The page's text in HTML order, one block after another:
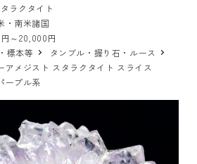
ラクタイト
・南米諸国
～20,000円
標本等
タンブル・握り石・ルース
アメジスト スタラクタイト スライス
ープル系